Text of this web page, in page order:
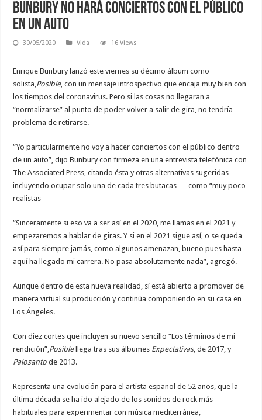
Bunbury no hará conciertos con el público
en un auto
30/05/2020 Vida 16 Views
Enrique Bunbury lanzó este viernes su décimo álbum como
solista,Posible, con un mensaje introspectivo que encaja muy bien con
los tiempos del coronavirus. Pero si las cosas no llegaran a
“normalizarse” al punto de poder volver a salir de gira, no tendría
problema de retirarse.
“Yo particularmente no voy a hacer conciertos con el público dentro
de un auto”, dijo Bunbury con firmeza en una entrevista telefónica con
The Associated Press, citando ésta y otras alternativas sugeridas —
incluyendo ocupar solo una de cada tres butacas — como “muy poco
realistas
“Sinceramente si eso va a ser así en el 2020, me llamas en el 2021 y
empezaremos a hablar de giras. Y si en el 2021 sigue así, o se queda
así para siempre jamás, como algunos amenazan, bueno pues hasta
aquí ha llegado mi carrera. No pasa absolutamente nada”, agregó.
Aunque dentro de esta nueva realidad, sí está abierto a promover de
manera virtual su producción y continúa componiendo en su casa en
Los Ángeles.
Con diez cortes que incluyen su nuevo sencillo “Los términos de mi
rendición”,Posiblellega tras sus álbumes Expectativas, de 2017, y
Palosanto de 2013.
Representa una evolución para el artista español de 52 años, que la
última década se ha ido alejado de los sonidos de rock más
habituales para experimentar con música mediterránea,